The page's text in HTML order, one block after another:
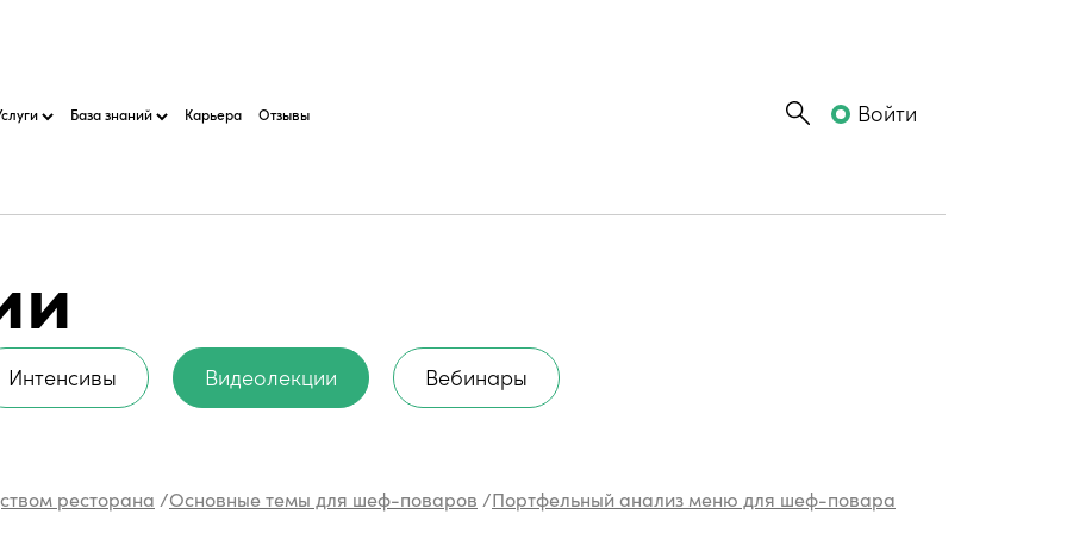
База знаний Карьера Отзывы Войти
Интенсивы Видеолекции Вебинары
ресторана /Основные темы для шеф-поваров /Портфельный анализ меню для шеф-повара